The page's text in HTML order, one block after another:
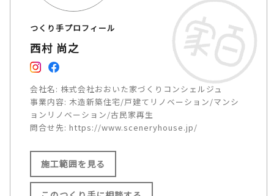
つくり手プロフィール
西村 尚之
会社名: 株式会社おおいた家づくりコンシェルジュ
事業内容: 木造新築住宅/戸建てリノベーション/マンシ
ョンリノベーション/古民家再生
問合せ先: https://www.sceneryhouse.jp/
施工範囲を見る